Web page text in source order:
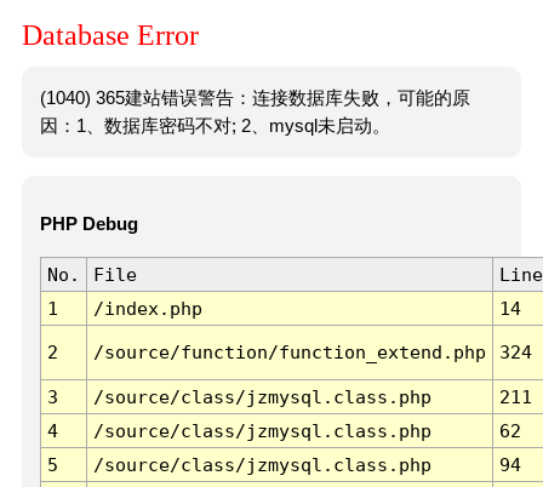
Database Error
(1040) 365建站错误警告：连接数据库失败，可能的原
因：1、数据库密码不对; 2、mysql未启动。
PHP Debug
No. File
Line
1
/index.php 14
2 /source/function/function_extend.php 324
3 /source/class/jzmysql.class.php
211
4
/source/class/jzmysql.class.php
62
5
/source/class/jzmysql.class.php
94